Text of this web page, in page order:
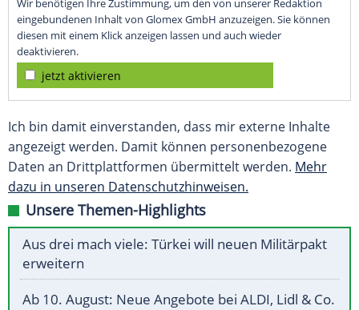
Wir benötigen Ihre Zustimmung, um den von unserer Redaktion
eingebundenen Inhalt von Glomex GmbH anzuzeigen. Sie können
diesen mit einem Klick anzeigen lassen und auch wieder
deaktivieren.
jetzt aktivieren
Ich bin damit einverstanden, dass mir externe Inhalte
angezeigt werden. Damit können personenbezogene
Daten an Drittplattformen übermittelt werden. Mehr
dazu in unseren Datenschutzhinweisen.
Unsere Themen-Highlights
Aus drei mach viele: Türkei will neuen Militärpakt
erweitern
Ab 10. August: Neue Angebote bei ALDI, Lidl & Co.